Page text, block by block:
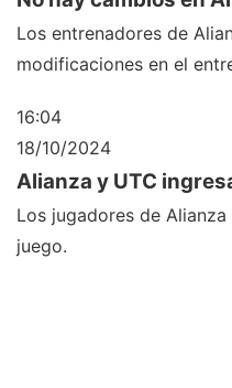
Los entrenadores de
modificaciones en el
16:04
18/10/2024
Alianza y UTC
Los jugadores de
juego.